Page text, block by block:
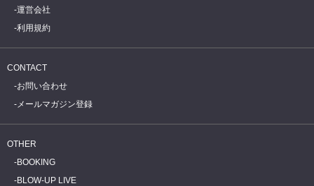
運営会社
利用規約
CONTACT
お問い合わせ
メールマガジン登録
OTHER
BOOKING
BLOW-UP LIVE